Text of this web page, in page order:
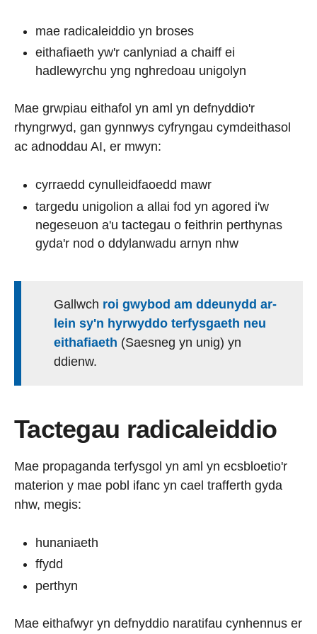
mae radicaleiddio yn broses
eithafiaeth yw'r canlyniad a chaiff ei
hadlewyrchu yng nghredoau unigolyn
Mae grwpiau eithafol yn aml yn defnyddio'r
rhyngrwyd, gan gynnwys cyfryngau cymdeithasol
ac adnoddau AI, er mwyn:
cyrraedd cynulleidfaoedd mawr
targedu unigolion a allai fod yn agored i'w
negeseuon a'u tactegau o feithrin perthynas
gyda'r nod o ddylanwadu arnyn nhw
Gallwch roi gwybod am ddeunydd ar-
lein sy'n hyrwyddo terfysgaeth neu
eithafiaeth (Saesneg yn unig) yn
ddienw.
Tactegau radicaleiddio
Mae propaganda terfysgol yn aml yn ecsbloetio'r
materion y mae pobl ifanc yn cael trafferth gyda
nhw, megis:
hunaniaeth
ffydd
perthyn
Mae eithafwyr yn defnyddio naratifau cynhennus er